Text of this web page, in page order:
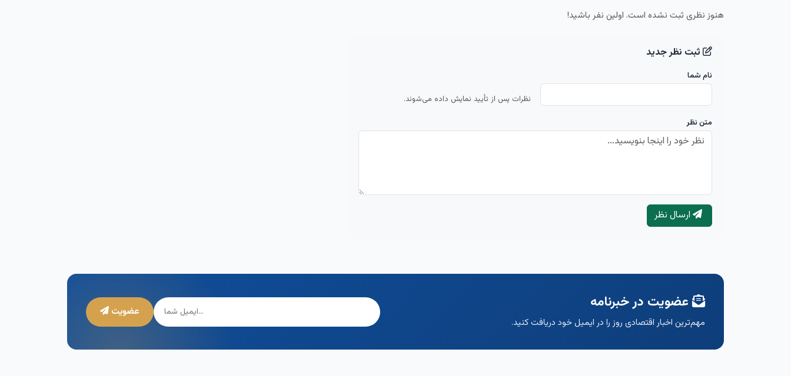
هنوز نظری ثبت نشده است. اولین نفر باشید!
ثبت نظر جدید
نام شما
نظرات پس از تأیید نمایش داده می‌شوند.
متن نظر
ارسال نظر
عضویت در خبرنامه
مهم‌ترین اخبار اقتصادی روز را در ایمیل خود دریافت کنید.
عضویت